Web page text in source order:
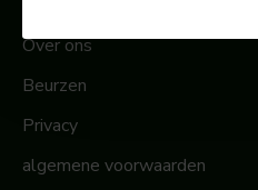
Over ons
Beurzen
Privacy
algemene voorwaarden